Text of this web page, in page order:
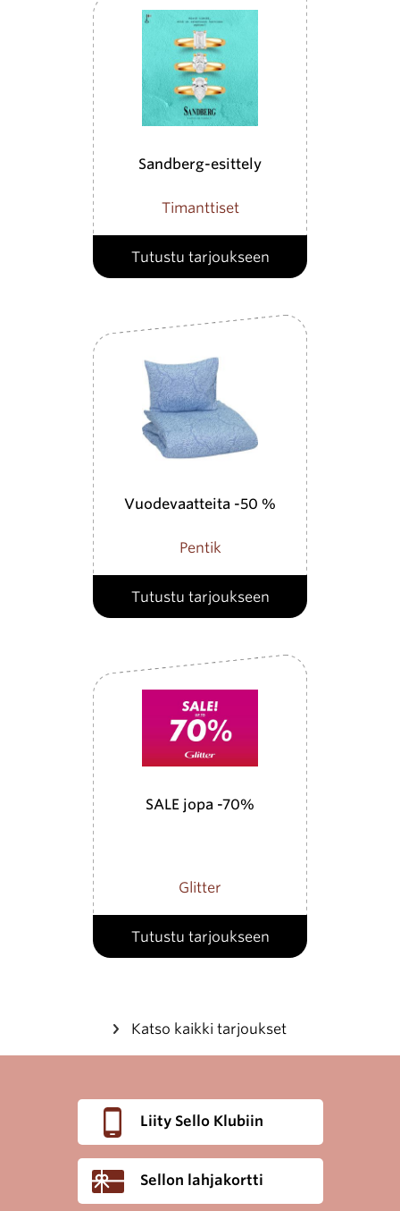
Sandberg-esittely
Timanttiset
Tutustu tarjoukseen
Vuodevaatteita -50 %
Pentik
Tutustu tarjoukseen
SALE jopa -70%
Glitter
Tutustu tarjoukseen
Katso kaikki tarjoukset
Liity Sello Klubiin
Sellon lahjakortti